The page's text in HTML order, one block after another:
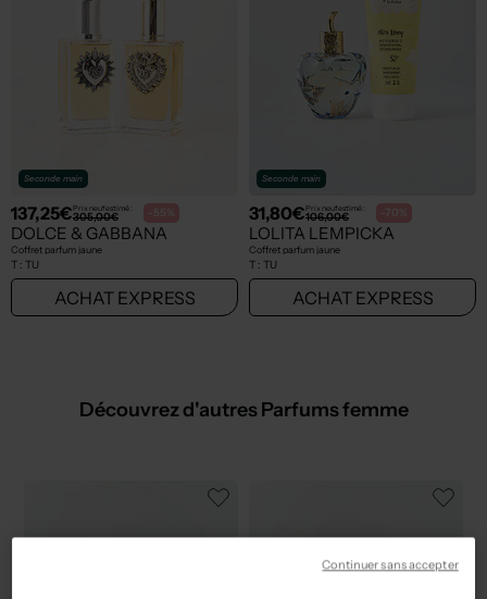
Seconde main
137,25€Prix neuf estimé :
305,00€ -55%
DOLCE & GABBANA
Coffret parfum jaune
T : TU
ACHAT EXPRESS
Seconde main
31,80€Prix neuf estimé :
106,00€ -70%
LOLITA LEMPICKA
Coffret parfum jaune
T : TU
ACHAT EXPRESS
Découvrez d'autres Parfums femme
Continuer sans accepter